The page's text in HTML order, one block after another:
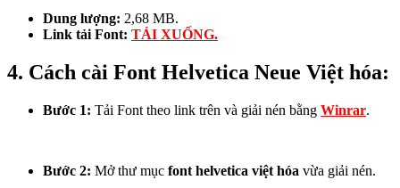
Dung lượng: 2,68 MB.
Link tải Font: TẢI XUỐNG.
4. Cách cài Font Helvetica Neue Việt hóa:
Bước 1: Tải Font theo link trên và giải nén bằng Winrar.
Bước 2: Mở thư mục font helvetica việt hóa vừa giải nén.